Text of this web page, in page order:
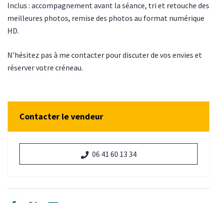
Inclus : accompagnement avant la séance, tri et retouche des
meilleures photos, remise des photos au format numérique
HD.
N’hésitez pas à me contacter pour discuter de vos envies et
réserver votre créneau.
Contacter le vendeur
06 41 60 13 34